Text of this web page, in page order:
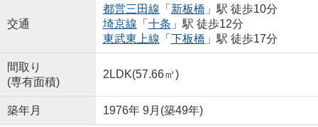
交通
都営三田線 「 新板橋 」駅 徒歩10分
埼京線 「 十条 」駅 徒歩12分
東武東上線 「 下板橋 」駅 徒歩17分
間取り
(専有面積)
2LDK(57.66㎡)
築年月 1976年 9月(築49年)